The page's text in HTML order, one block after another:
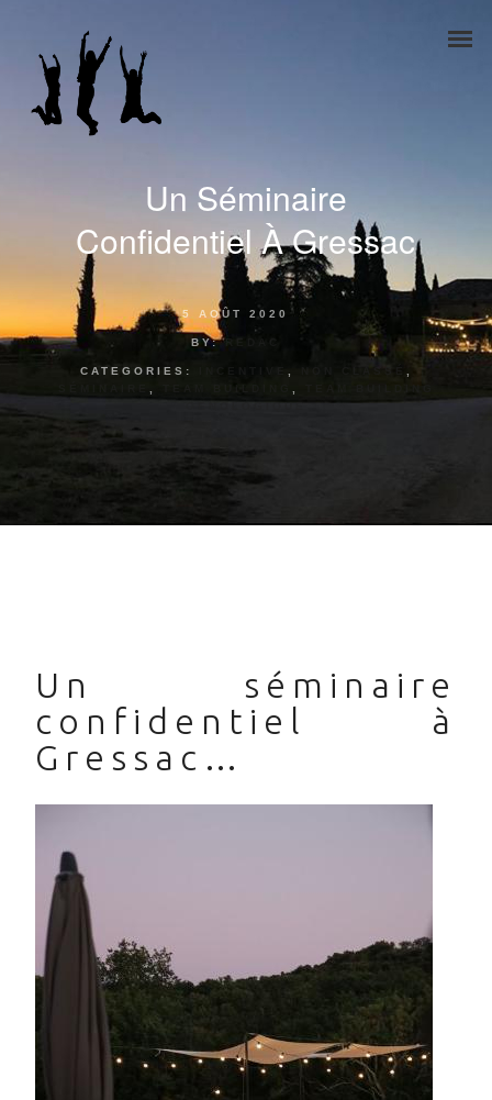
Un Séminaire
Confidentiel À Gressac
5 AOÛT 2020
BY:REDAC
CATEGORIES:
OENOLOGIQUE
Un séminaire
confidentiel à
Gressac…